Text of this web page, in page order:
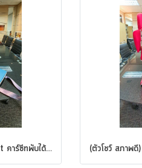
(ตัวโชว์ สภาพดี) Purseat คาร์ซีทพับได้ ฟ้าอมเขียว